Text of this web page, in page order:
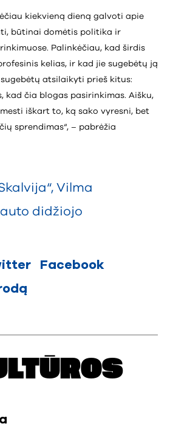
kiekvieną dieną galvoti apie
būtinai domėtis politika ir
Palinkėčiau, kad širdis
kelias, ir kad jie sugebėtų ją
atsilaikyti prieš kitus:
kad čia blogas pasirinkimas. Aišku,
iškart to, ką sako vyresni, bet
sprendimas“, – pabrėžia
, Vilma
didžiojo
Facebook